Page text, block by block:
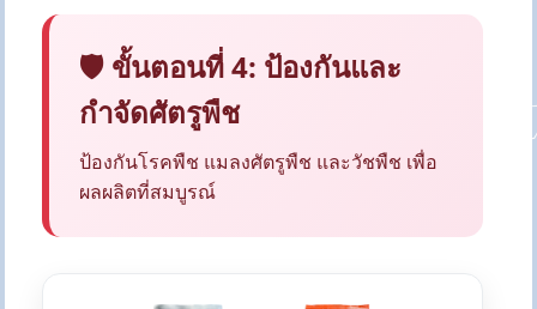
🛡️ ขั้นตอนที่ 4: ป้องกันและ
กำจัดศัตรูพืช
ป้องกันโรคพืช แมลงศัตรูพืช และวัชพืช เพื่อ
ผลผลิตที่สมบูรณ์